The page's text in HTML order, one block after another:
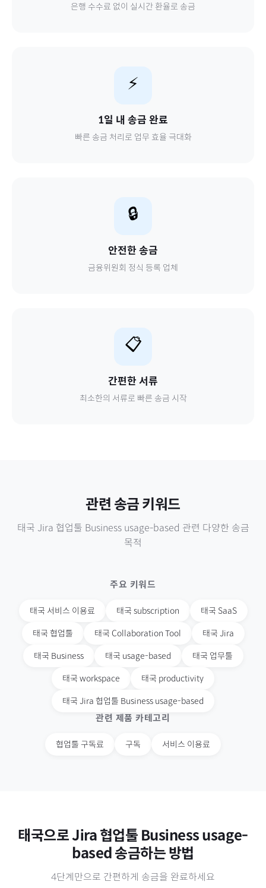
은행 수수료 없이 실시간 환율로 송금
⚡
1일 내 송금 완료
빠른 송금 처리로 업무 효율 극대화
🔒
안전한 송금
금융위원회 정식 등록 업체
📋
간편한 서류
최소한의 서류로 빠른 송금 시작
관련 송금 키워드
태국 Jira 협업툴 Business usage-based 관련 다양한 송금
목적
주요 키워드
태국 서비스 이용료 태국 subscription 태국 SaaS
태국 협업툴 태국 Collaboration Tool 태국 Jira
태국 Business 태국 usage-based 태국 업무툴
태국 workspace 태국 productivity
태국 Jira 협업툴 Business usage-based
관련 제품 카테고리
협업툴 구독료 구독 서비스 이용료
태국으로Jira 협업툴 Business usage-
based 송금하는 방법
4단계만으로 간편하게 송금을 완료하세요